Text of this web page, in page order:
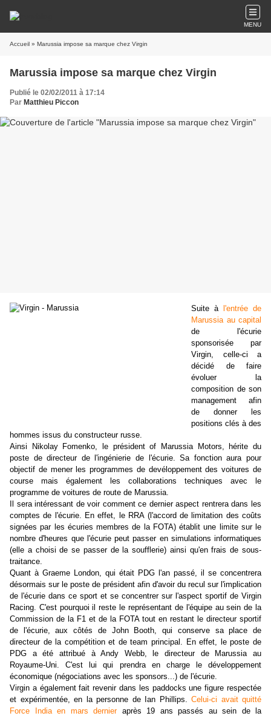
MENU
Accueil » Marussia impose sa marque chez Virgin
Marussia impose sa marque chez Virgin
Publié le 02/02/2011 à 17:14
Par Matthieu Piccon
Suite à
l'entrée de
Marussia au capital
de l'écurie
sponsorisée par
Virgin, celle-ci a
décidé de faire
évoluer la
composition de son
management afin
de donner les
positions clés à des
hommes issus du constructeur russe.
Ainsi Nikolay Fomenko, le président of Marussia Motors, hérite du
poste de directeur de l'ingénierie de l'écurie. Sa fonction aura pour
objectif de mener les programmes de devéloppement des voitures de
course mais également les collaborations techniques avec le
programme de voitures de route de Marussia.
Il sera intéressant de voir comment ce dernier aspect rentrera dans les
comptes de l'écurie. En effet, le RRA (l'accord de limitation des coûts
signées par les écuries membres de la FOTA) établit une limite sur le
nombre d'heures que l'écurie peut passer en simulations informatiques
(elle a choisi de se passer de la soufflerie) ainsi qu'en frais de sous-
traitance.
Quant à Graeme London, qui était PDG l'an passé, il se concentrera
désormais sur le poste de président afin d'avoir du recul sur l'implication
de l'écurie dans ce sport et se concentrer sur l'aspect sportif de Virgin
Racing. C'est pourquoi il reste le représentant de l'équipe au sein de la
Commission de la F1 et de la FOTA tout en restant le directeur sportif
de l'écurie, aux côtés de John Booth, qui conserve sa place de
directeur de la compétition et de team principal. En effet, le poste de
PDG a été attribué à Andy Webb, le directeur de Marussia au
Royaume-Uni. C'est lui qui prendra en charge le développement
économique (négociations avec les sponsors...) de l'écurie.
Virgin a également fait revenir dans les paddocks une figure respectée
et expérimentée, en la personne de Ian Phillips. Celui-ci avait quitté
Force India en mars dernieraprès 19 ans passés au sein de la